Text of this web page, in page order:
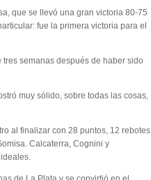
que se llevó una gran victoria 80-75
fue la primera victoria para el
semanas después de haber sido
muy sólido, sobre todas las cosas,
al finalizar con 28 puntos, 12 rebotes
Calcaterra, Cognini y